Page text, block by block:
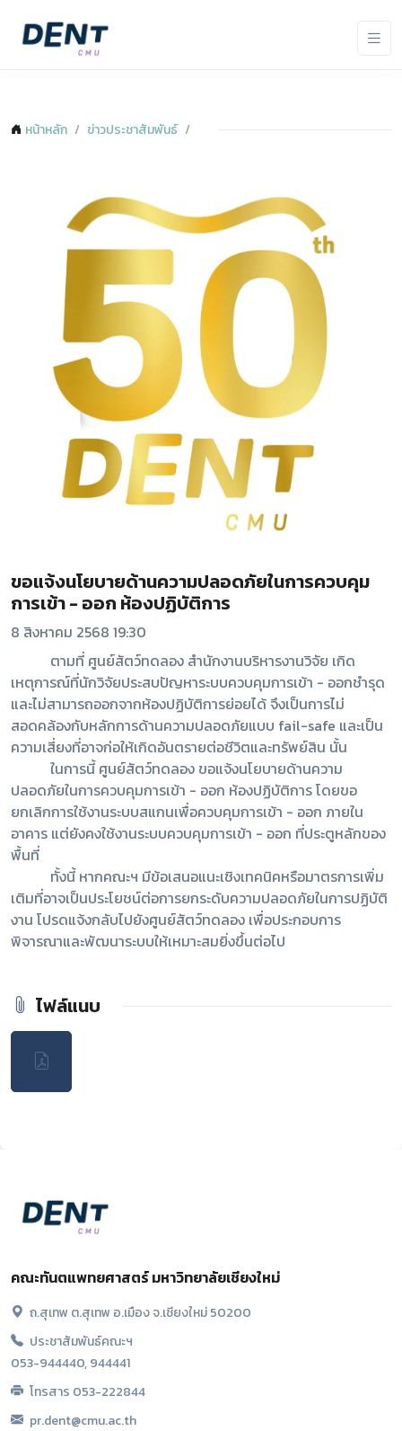
หน้าหลัก ข่าวประชาสัมพันธ์
ขอแจ้งนโยบายด้านความปลอดภัยในการควบคุม
การเข้า - ออก ห้องปฏิบัติการ
8 สิงหาคม 2568 19:30
ตามที่ ศูนย์สัตว์ทดลอง สำนักงานบริหารงานวิจัย เกิด
เหตุการณ์ที่นักวิจัยประสบปัญหาระบบควบคุมการเข้า - ออกชำรุด
และไม่สามารถออกจากห้องปฏิบัติการย่อยได้ จึงเป็นการไม่
สอดคล้องกับหลักการด้านความปลอดภัยแบบ fail-safe และเป็น
ความเสี่ยงที่อาจก่อให้เกิดอันตรายต่อชีวิตและทรัพย์สิน นั้น
ในการนี้ ศูนย์สัตว์ทดลอง ขอแจ้งนโยบายด้านความ
ปลอดภัยในการควบคุมการเข้า - ออก ห้องปฏิบัติการ โดยขอ
ยกเลิกการใช้งานระบบสแกนเพื่อควบคุมการเข้า - ออก ภายใน
อาคาร แต่ยังคงใช้งานระบบควบคุมการเข้า - ออก ที่ประตูหลักของ
พื้นที่
ทั้งนี้ หากคณะฯ มีข้อเสนอแนะเชิงเทคนิคหรือมาตรการเพิ่ม
เติมที่อาจเป็นประโยชน์ต่อการยกระดับความปลอดภัยในการปฏิบัติ
งาน โปรดแจ้งกลับไปยังศูนย์สัตว์ทดลอง เพื่อประกอบการ
พิจารณาและพัฒนาระบบให้เหมาะสมยิ่งขึ้นต่อไป
ไฟล์แนบ
คณะทันตแพทยศาสตร์ มหาวิทยาลัยเชียงใหม่
ถ.สุเทพ ต.สุเทพ อ.เมือง จ.เชียงใหม่ 50200
ประชาสัมพันธ์คณะฯ
053-944440, 944441
โทรสาร 053-222844
pr.dent@cmu.ac.th